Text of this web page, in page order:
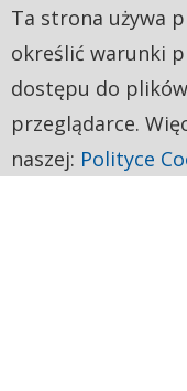
Ta strona używa
określić warunki
dostępu do
przeglądarce.
naszej: Polityce